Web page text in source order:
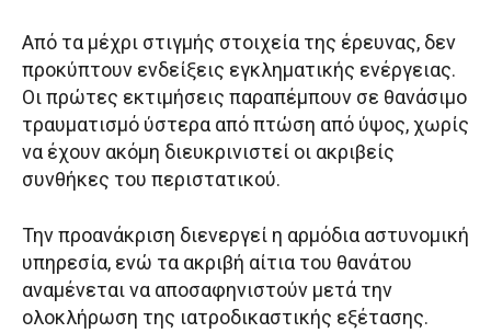
Από τα μέχρι στιγμής στοιχεία της έρευνας, δεν
προκύπτουν ενδείξεις εγκληματικής ενέργειας.
Οι πρώτες εκτιμήσεις παραπέμπουν σε θανάσιμο
τραυματισμό ύστερα από πτώση από ύψος, χωρίς
να έχουν ακόμη διευκρινιστεί οι ακριβείς
συνθήκες του περιστατικού.
Την προανάκριση διενεργεί η αρμόδια αστυνομική
υπηρεσία, ενώ τα ακριβή αίτια του θανάτου
αναμένεται να αποσαφηνιστούν μετά την
ολοκλήρωση της ιατροδικαστικής εξέτασης.